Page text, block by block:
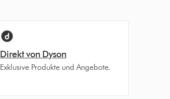
Direkt von Dyson
Exklusive Produkte und Angebote.